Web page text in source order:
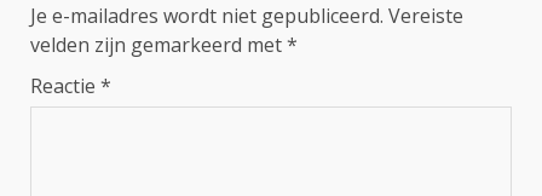
Je e-mailadres wordt niet gepubliceerd. Vereiste
velden zijn gemarkeerd met*
Reactie *